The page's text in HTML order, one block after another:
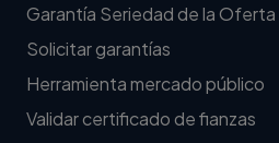
Garantía Seriedad de la Oferta
Solicitar garantías
Herramienta mercado público
Validar certificado de fianzas